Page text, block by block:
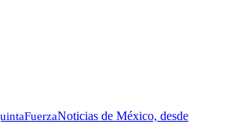
FuerzaNoticias de México, desde